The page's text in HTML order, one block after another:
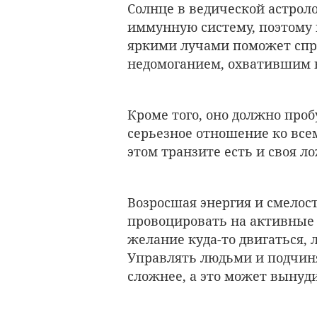
Солнце в ведической
иммунную систему,
яркими лучами поможет
недомоганием, охватившим
Кроме того, оно должно
серьезное отношение ко
этом транзите есть и своя
Возросшая энергия и
провоцировать на
желание куда-то
Управлять людьми и
сложнее, а это может